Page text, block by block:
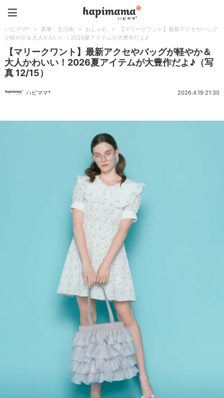
ハピママ* > 家事・生活術 > おしゃれ >
【マリークワント】最新アクセやバッグ
が軽やか＆大人かわいい！2026夏アイテムが大豊作だよ♪
【マリークワント】最新アクセやバッグが軽やか＆
大人かわいい！2026夏アイテムが大豊作だよ♪（写
真 12/15）
ハピママ* 2026.4.19 21:30